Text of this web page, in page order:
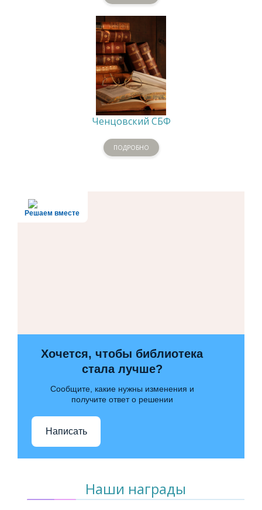
Ченцовский СБФ
ПОДРОБНО
Решаем вместе
Хочется, чтобы библиотека
стала лучше?
Сообщите, какие нужны изменения и
получите ответ о решении
Написать
Наши награды